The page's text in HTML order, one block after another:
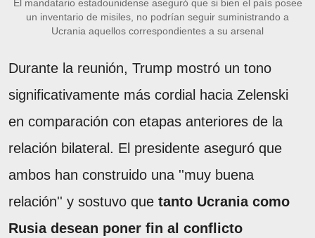
El mandatario estadounidense aseguró que si bien el país posee
un inventario de misiles, no podrían seguir suministrando a
Ucrania aquellos correspondientes a su arsenal
Durante la reunión, Trump mostró un tono
significativamente más cordial hacia Zelenski
en comparación con etapas anteriores de la
relación bilateral. El presidente aseguró que
ambos han construido una ''muy buena
relación'' y sostuvo que tanto Ucrania como
Rusia desean poner fin al conflicto